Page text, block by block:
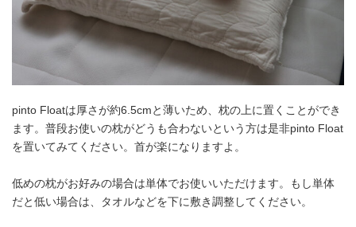
pinto Floatは厚さが約6.5cmと薄いため、枕の上に置くことができ
ます。普段お使いの枕がどうも合わないという方は是非pinto Float
を置いてみてください。首が楽になりますよ。
低めの枕がお好みの場合は単体でお使いいただけます。もし単体
だと低い場合は、タオルなどを下に敷き調整してください。